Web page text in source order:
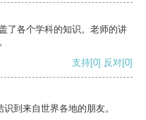
了各个学科的知识。老师的讲
支持[0] 反对[0]
到来自世界各地的朋友。